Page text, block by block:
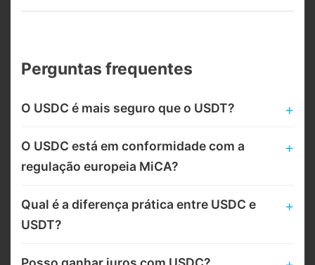
Perguntas frequentes
O USDC é mais seguro que o USDT?
O USDC está em conformidade com a
regulação europeia MiCA?
Qual é a diferença prática entre USDC e
USDT?